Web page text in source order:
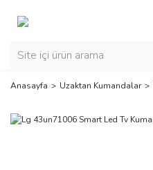
Anasayfa Uzaktan Kumandalar